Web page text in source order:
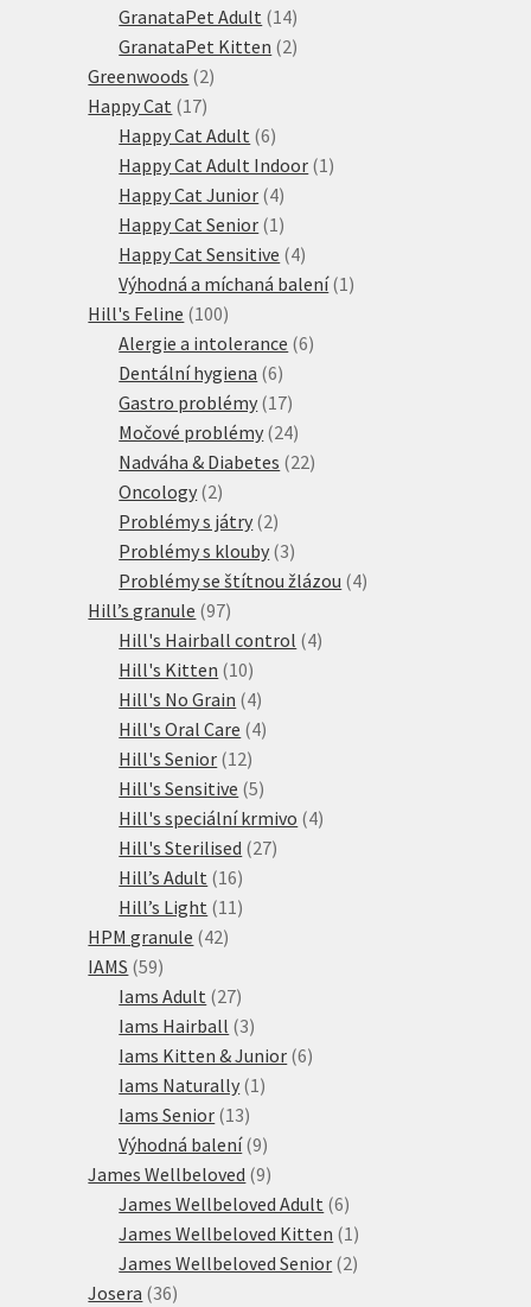
produktů
GranataPet Adult 1414
produktů
GranataPet Kitten 22
Greenwoods 22
Happy Cat 1717
produktů
Happy Cat Adult 66
produktů
Happy Cat Adult Indoor 1 1
Happy Cat Junior 44
produkty
Happy Cat Senior 1 1
produkt
Happy Cat Sensitive 44
produkty
Výhodná a míchaná balení 1 1
Hill's Feline 100100
produktů
Alergie a intolerance 66
Dentální hygiena 66
produktů
Gastro problémy 1717
produktů
Močové problémy 2424
produktů
Nadváha & Diabetes 2222
Oncology 22
produkty
Problémy s játry 22
produkty
Problémy s klouby 33
produkty
Problémy se štítnou žlázou 44
Hill’s granule 9797
produktů
Hill's Hairball control 44
Hill's Kitten 1010
produktů
Hill's No Grain 44
produkty
Hill's Oral Care 44
Hill's Senior 1212
produktů
Hill's Sensitive 55
produktů
Hill's speciální krmivo 44
Hill's Sterilised 2727
Hill’s Adult 1616
produktů
Hill’s Light 11 11
HPM granule 4242
IAMS 5959
produktů
Iams Adult 2727
produktů
Iams Hairball 33
produkty
Iams Kitten & Junior 66
Iams Naturally 1 1
Iams Senior 1313
produktů
Výhodná balení 99
produktů
James Wellbeloved 99
produktů
James Wellbeloved Adult 66
produktů
James Wellbeloved Kitten 1 1
produkt
James Wellbeloved Senior 22
Josera 3636